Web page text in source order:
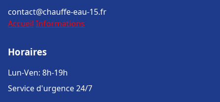
contact@chauffe-eau-15.fr
Accueil Informations
Horaires
Lun-Ven: 8h-19h
Service d'urgence 24/7